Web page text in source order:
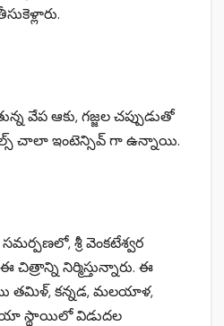
వేప ఆకు, గజ్జల చప్పుడుతో
చాలా ఇంటెన్సివ్ గా ఉన్నాయి.
శ్రీ వెంకటేశ్వర
నిర్మిస్తున్నారు. ఈ
తమిళ్, కన్నడ, మలయాళ,
స్థాయిలో విడుదల